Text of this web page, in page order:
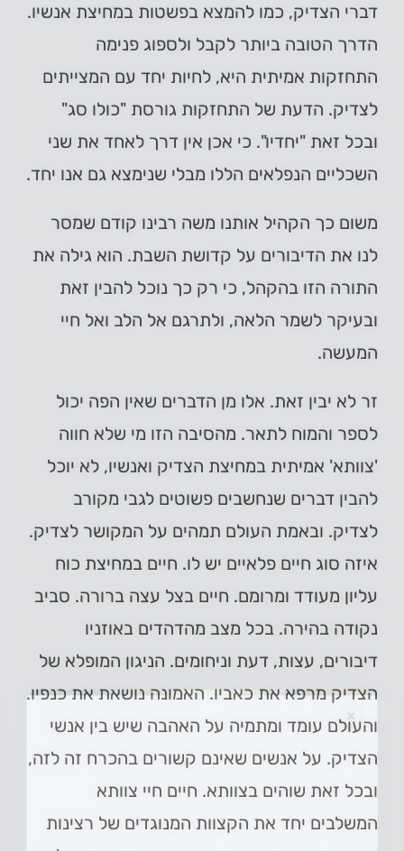
דברי הצדיק, כמו להמצא בפשטות במחיצת אנשיו.
הדרך הטובה ביותר לקבל ולספוג פנימה
התחזקות אמיתית היא, לחיות יחד עם המצייתים
לצדיק. הדעת של התחזקות גורסת "כולו סג"
ובכל זאת "יחדיו". כי אכן אין דרך לאחד את שני
השכליים הנפלאים הללו מבלי שנימצא גם אנו יחד.
משום כך הקהיל אותנו משה רבינו קודם שמסר
לנו את הדיבורים על קדושת השבת. הוא גילה את
התורה הזו בהקהל, כי רק כך נוכל להבין זאת
ובעיקר לשמר הלאה, ולתרגם אל הלב ואל חיי
המעשה.
זר לא יבין זאת. אלו מן הדברים שאין הפה יכול
לספר והמוח לתאר. מהסיבה הזו מי שלא חווה
'צוותא' אמיתית במחיצת הצדיק ואנשיו, לא יוכל
להבין דברים שנחשבים פשוטים לגבי מקורב
לצדיק. ובאמת העולם תמהים על המקושר לצדיק.
איזה סוג חיים פלאיים יש לו. חיים במחיצת כוח
עליון מעודד ומרומם. חיים בצל עצה ברורה. סביב
נקודה בהירה. בכל מצב מהדהדים באוזניו
דיבורים, עצות, דעת וניחומים. הניגון המופלא של
הצדיק מרפא את כאביו. האמונה נושאת את כנפיו.
והעולם עומד ומתמיה על האהבה שיש בין אנשי
הצדיק. על אנשים שאינם קשורים בהכרח זה לזה,
ובכל זאת שוהים בצוותא. חיים חיי צוותא
המשלבים יחד את הקצוות המנוגדים של רצינות